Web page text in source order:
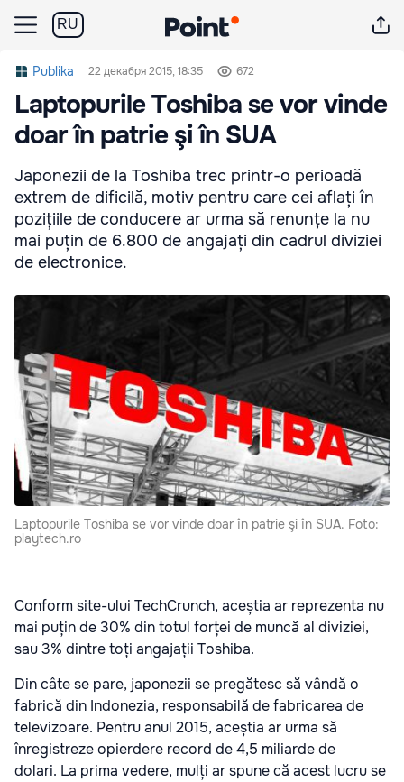
RU
Publika 22 декабря 2015, 18:35 672
Laptopurile Toshiba se vor vinde
doar în patrie şi în SUA
Japonezii de la Toshiba trec printr-o perioadă
extrem de dificilă, motiv pentru care cei aflați în
pozițiile de conducere ar urma să renunțe la nu
mai puțin de 6.800 de angajați din cadrul diviziei
de electronice.
Laptopurile Toshiba se vor vinde doar în patrie şi în SUA. Foto:
playtech.ro
Conform site-ului TechCrunch, aceștia ar reprezenta nu
mai puțin de 30% din totul forței de muncă al diviziei,
sau 3% dintre toți angajații Toshiba.
Din câte se pare, japonezii se pregătesc să vândă o
fabrică din Indonezia, responsabilă de fabricarea de
televizoare. Pentru anul 2015, aceștia ar urma să
înregistreze opierdere record de 4,5 miliarde de
dolari. La prima vedere, mulți ar spune că acest lucru se